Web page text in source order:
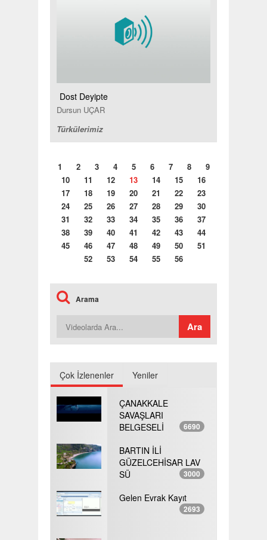
Dost Deyipte
Dursun UÇAR
Türkülerimiz
1 2 3 4 5 6 7 8
9
10
11 12 13 14 15
16
17
18 19 20 21 22
23
24
25 26 27 28 29
30
31
32 33 34 35 36
37
38
39 40 41 42 43
44
45
46 47 48 49 50
51
52
53 54 55 56
Arama
Çok İzlenenler Yeniler
ÇANAKKALE
SAVAŞLARI
BELGESELİ
6690
BARTIN İLİ
GÜZELCEHİSAR LAV
SÜ
3000
Gelen Evrak Kayıt
2693